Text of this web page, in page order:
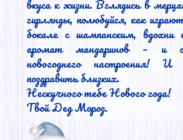
вкуса к жизни. Вглядись в
гирлянды, полюбуйся, как
бокале с шампанским, вдохни
аромат мандаринов – и
новогоднего настроения!
поздравить близких.
Нескучного тебе Нового года!
Твой Дед Мороз.